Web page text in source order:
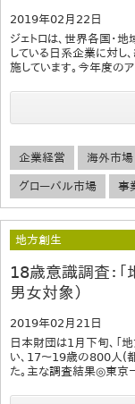
2019年02月22日
ジェトロは、世界各国・地
している日系企業に対し
施しています。今年度の
企業経営 海外市場
グローバル市場 事
地方創生
18歳意識調査：
男女対象）
2019年02月21日
日本財団は1月下旬、「
い、17～19歳の800人(
た。主な調査結果◎東